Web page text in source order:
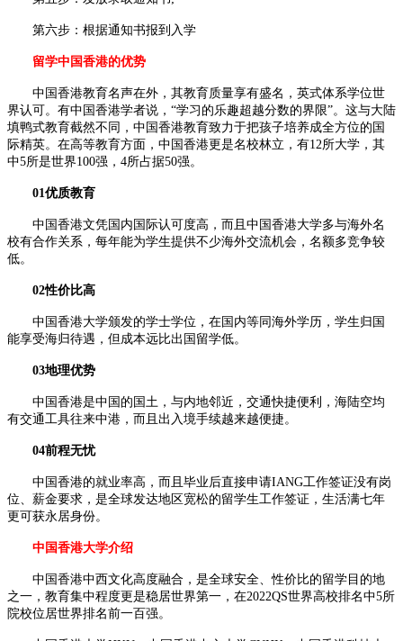
第六步：根据通知书报到入学
留学中国香港的优势
中国香港教育名声在外，其教育质量享有盛名，英式体系学位世
界认可。有中国香港学者说，“学习的乐趣超越分数的界限”。这与大陆
填鸭式教育截然不同，中国香港教育致力于把孩子培养成全方位的国
际精英。在高等教育方面，中国香港更是名校林立，有12所大学，其
中5所是世界100强，4所占据50强。
01优质教育
中国香港文凭国内国际认可度高，而且中国香港大学多与海外名
校有合作关系，每年能为学生提供不少海外交流机会，名额多竞争较
低。
02性价比高
中国香港大学颁发的学士学位，在国内等同海外学历，学生归国
能享受海归待遇，但成本远比出国留学低。
03地理优势
中国香港是中国的国土，与内地邻近，交通快捷便利，海陆空均
有交通工具往来中港，而且出入境手续越来越便捷。
04前程无忧
中国香港的就业率高，而且毕业后直接申请IANG工作签证没有岗
位、薪金要求，是全球发达地区宽松的留学生工作签证，生活满七年
更可获永居身份。
中国香港大学介绍
中国香港中西文化高度融合，是全球安全、性价比的留学目的地
之一，教育集中程度更是稳居世界第一，在2022QS世界高校排名中5所
院校位居世界排名前一百强。